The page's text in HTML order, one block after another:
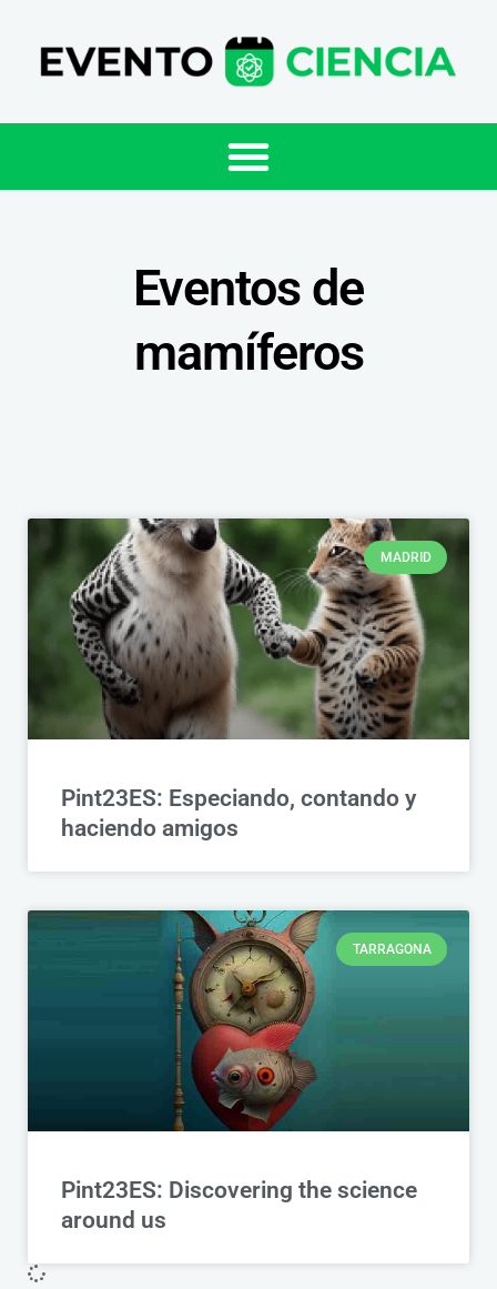
Eventos de
mamíferos
MADRID
Pint23ES: Especiando, contando y
haciendo amigos
TARRAGONA
Pint23ES: Discovering the science
around us